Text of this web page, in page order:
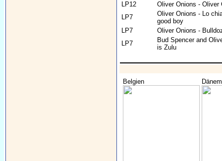
LP12
Oliver Onions - Oliver
LP7
Oliver Onions - Lo
good boy
LP7
Oliver Onions -
LP7
Bud Spencer and
is Zulu
Belgien